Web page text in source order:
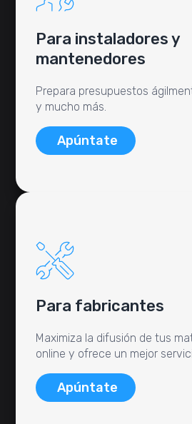
Para instaladores y
mantenedores
Prepara presupuestos
y mucho más.
Apúntate
Para fabricantes
Maximiza la difusión de tus
online y ofrece un mejor
Apúntate